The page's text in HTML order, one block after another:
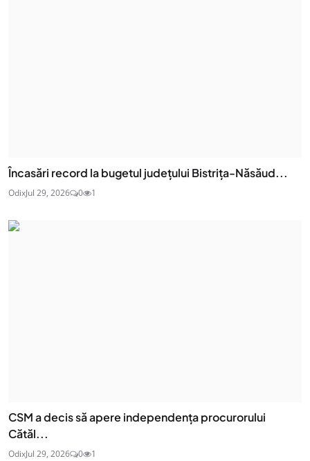
Încasări record la bugetul județului Bistrița-Năsăud...
OdixJul 29, 2026 0 1
CSM a decis să apere independența procurorului
Cătăl...
OdixJul 29, 2026 0 1